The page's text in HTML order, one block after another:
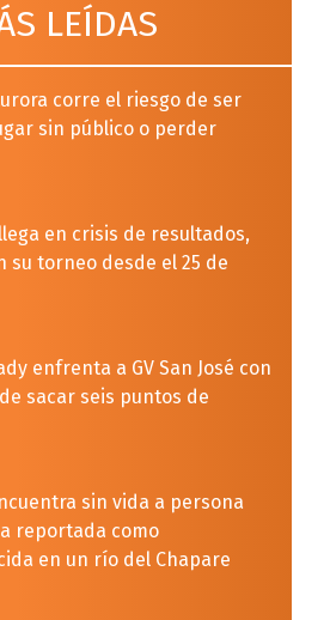
LEÍDAS
corre el riesgo de ser
sin público o perder
en crisis de resultados,
su torneo desde el 25 de
enfrenta a GV San José con
sacar seis puntos de
sin vida a persona
reportada como
en un río del Chapare